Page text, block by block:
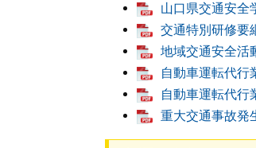
山口県交通安全
交通特別研修要
地域交通安全活
自動車運転代行
自動車運転代行
重大交通事故発